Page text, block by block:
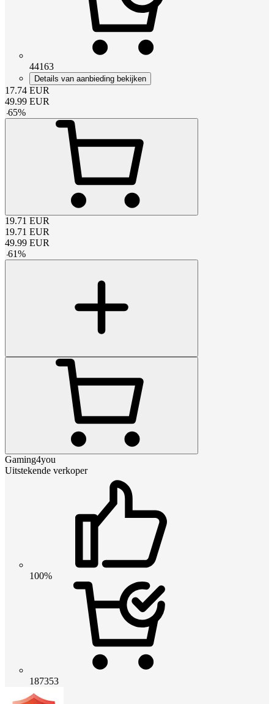
44163
Details van aanbieding bekijken
17.74 EUR
49.99 EUR
-65%
19.71 EUR
19.71 EUR
49.99 EUR
-61%
Gaming4you
Uitstekende verkoper
100%
187353